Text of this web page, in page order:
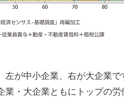
が中小企業、右が大企業で
・大企業ともにトップの労